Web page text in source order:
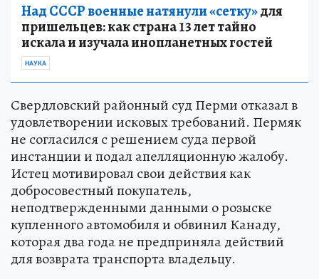
Над СССР военные натянули «сетку»для
пришельцев: как страна 13 лет тайно
искала и изучала инопланетных гостей
НАУКА
Свердловский районный суд Перми отказал в
удовлетворении исковых требований. Пермяк
не согласился с решением суда первой
инстанции и подал апелляционную жалобу.
Истец мотивировал свои действия как
добросовестный покупатель,
неподтвержденными данными о розыске
купленного автомобиля и обвинил Канаду,
которая два года не предприняла действий
для возврата транспорта владельцу.